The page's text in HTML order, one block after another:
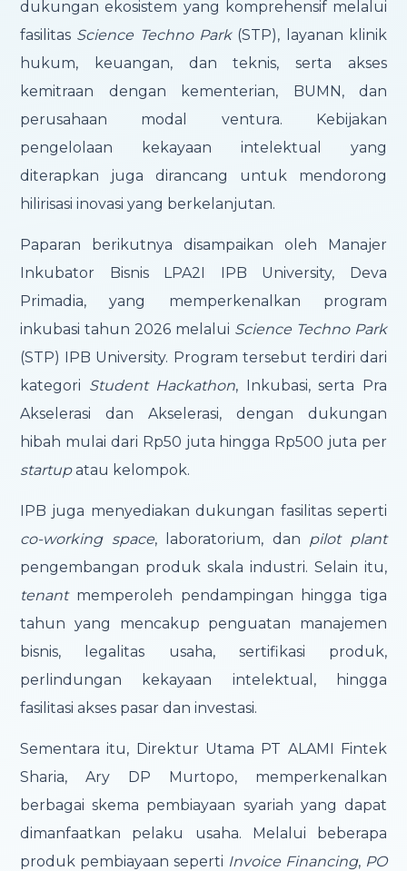
dukungan ekosistem yang komprehensif melalui
fasilitas Science Techno Park(STP), layanan klinik
hukum, keuangan, dan teknis, serta akses
kemitraan dengan kementerian, BUMN, dan
perusahaan modal ventura. Kebijakan
pengelolaan kekayaan intelektual yang
diterapkan juga dirancang untuk mendorong
hilirisasi inovasi yang berkelanjutan.
Paparan berikutnya disampaikan oleh Manajer
Inkubator Bisnis LPA2I IPB University, Deva
Primadia, yang memperkenalkan program
inkubasi tahun 2026 melalui Science Techno Park
(STP) IPB University. Program tersebut terdiri dari
kategori Student Hackathon, Inkubasi, serta Pra
Akselerasi dan Akselerasi, dengan dukungan
hibah mulai dari Rp50 juta hingga Rp500 juta per
startupatau kelompok.
IPB juga menyediakan dukungan fasilitas seperti
co-working space, laboratorium, dan pilot plant
pengembangan produk skala industri. Selain itu,
tenant memperoleh pendampingan hingga tiga
tahun yang mencakup penguatan manajemen
bisnis, legalitas usaha, sertifikasi produk,
perlindungan kekayaan intelektual, hingga
fasilitasi akses pasar dan investasi.
Sementara itu, Direktur Utama PT ALAMI Fintek
Sharia, Ary DP Murtopo, memperkenalkan
berbagai skema pembiayaan syariah yang dapat
dimanfaatkan pelaku usaha. Melalui beberapa
produk pembiayaan seperti Invoice Financing, PO